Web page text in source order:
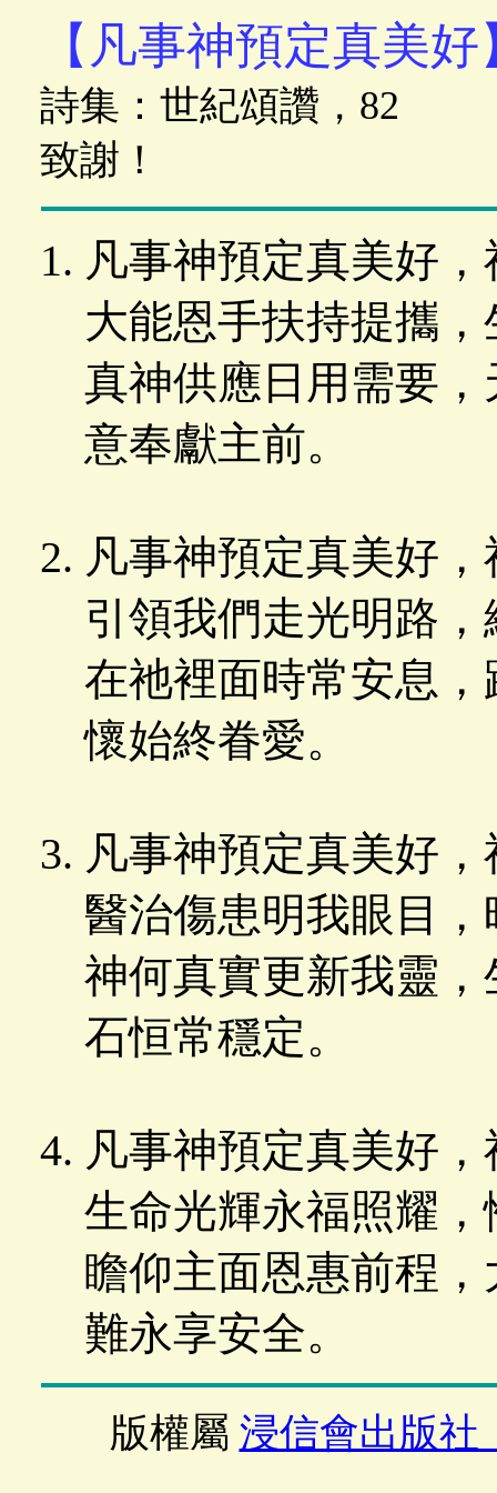
【凡事神預定真美好
詩集：世紀頌讚，82
致謝！
凡事神預定真美好
大能恩手扶持提攜
真神供應日用需要
意奉獻主前。
凡事神預定真美好
引領我們走光明路
在祂裡面時常安息
懷始終眷愛。
凡事神預定真美好
醫治傷患明我眼目
神何真實更新我靈
石恒常穩定。
凡事神預定真美好
生命光輝永福照耀
瞻仰主面恩惠前程
難永享安全。
版權屬 浸信會出版社